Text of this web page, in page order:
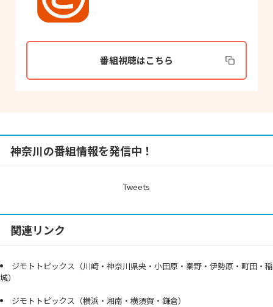
番組視聴はこちら
神奈川の番組情報を発信中！
Tweets
関連リンク
ジモトトピックス（川崎・神奈川県央・小田原・秦野・伊勢原・町田・稲
城）
ジモトトピックス（横浜・湘南・横須賀・鎌倉）